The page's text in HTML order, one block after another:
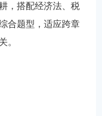
，搭配经济法、税
合题型，适应跨章
。